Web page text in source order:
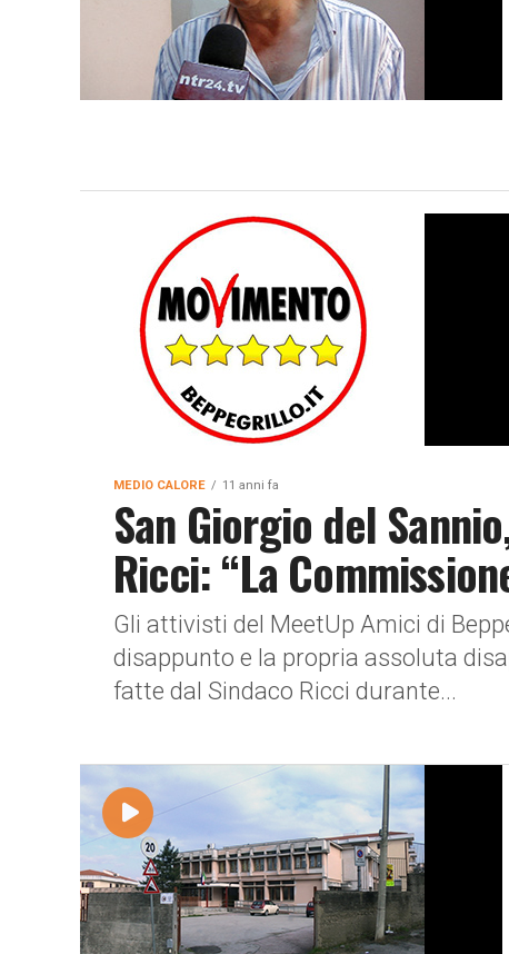
MEDIO CALORE 11 anni fa
San Giorgio del
Ricci: “La
Gli attivisti del MeetUp Amici di
disappunto e la propria assoluta
fatte dal Sindaco Ricci durante...